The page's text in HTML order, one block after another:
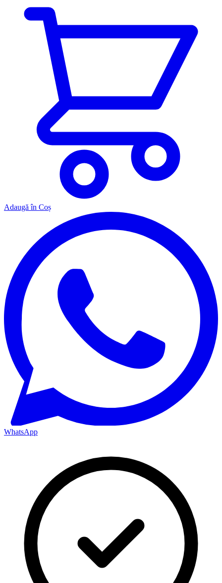
Adaugă în Coș
WhatsApp